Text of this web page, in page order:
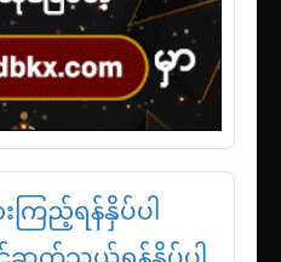
းကြည့်ရန်နှိပ်ပါ